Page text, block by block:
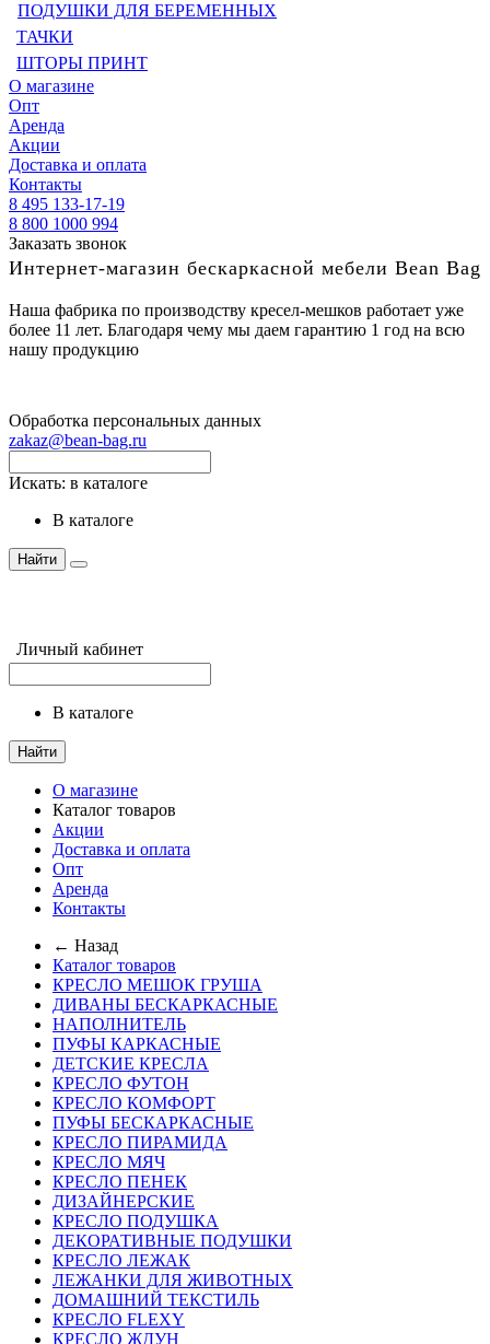
ПОДУШКИ ДЛЯ БЕРЕМЕННЫХ
ТАЧКИ
ШТОРЫ ПРИНТ
О магазине
Опт
Аренда
Акции
Доставка и оплата
Контакты
8 495 133-17-19
8 800 1000 994
Заказать звонок
Интернет-магазин бескаркасной мебели Bean Bag
Наша фабрика по производству кресел-мешков работает уже
более 11 лет. Благодаря чему мы даем гарантию 1 год на всю
нашу продукцию
Обработка персональных данных
zakaz@bean-bag.ru
Искать: в каталоге
в каталоге
Найти
Личный кабинет
в каталоге
Найти
О магазине
Каталог товаров
Акции
Доставка и оплата
Опт
Аренда
Контакты
← Назад
Каталог товаров
КРЕСЛО МЕШОК ГРУША
ДИВАНЫ БЕСКАРКАСНЫЕ
НАПОЛНИТЕЛЬ
ПУФЫ КАРКАСНЫЕ
ДЕТСКИЕ КРЕСЛА
КРЕСЛО ФУТОН
КРЕСЛО КОМФОРТ
ПУФЫ БЕСКАРКАСНЫЕ
КРЕСЛО ПИРАМИДА
КРЕСЛО МЯЧ
КРЕСЛО ПЕНЕК
ДИЗАЙНЕРСКИЕ
КРЕСЛО ПОДУШКА
ДЕКОРАТИВНЫЕ ПОДУШКИ
КРЕСЛО ЛЕЖАК
ЛЕЖАНКИ ДЛЯ ЖИВОТНЫХ
ДОМАШНИЙ ТЕКСТИЛЬ
КРЕСЛО FLEXY
КРЕСЛО ЖДУН